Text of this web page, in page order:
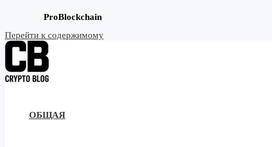
ProBlockchain
Перейти к содержимому
ОБЩАЯ